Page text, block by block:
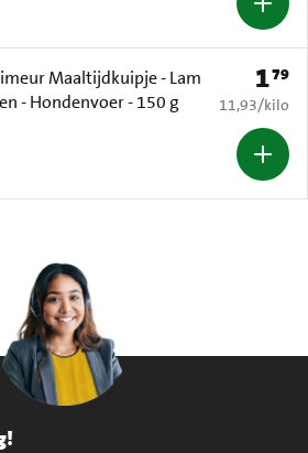
Maaltijdkuipje - Lam
- Hondenvoer - 150 g
Prijs:
179
€ 11,93 per
11,93/kilo